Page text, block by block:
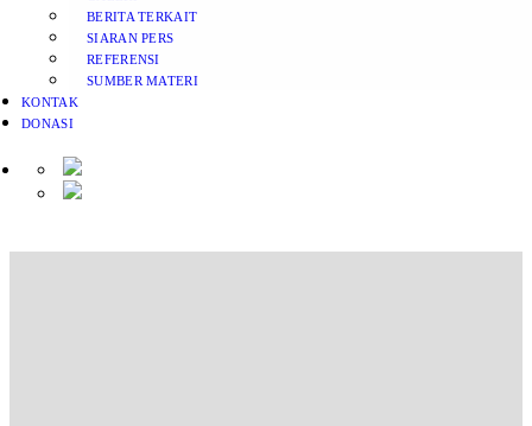
BERITA TERKAIT
SIARAN PERS
REFERENSI
SUMBER MATERI
KONTAK
DONASI